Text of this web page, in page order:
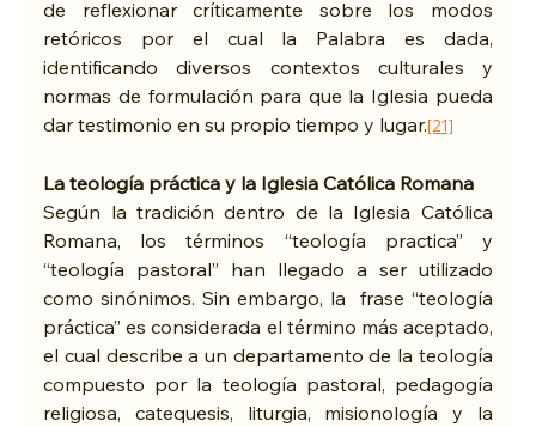
de reflexionar críticamente sobre los modos
retóricos por el cual la Palabra es dada,
identificando diversos contextos culturales y
normas de formulación para que la Iglesia pueda
dar testimonio en su propio tiempo y lugar.[21]
La teología práctica y la Iglesia Católica Romana
Según la tradición dentro de la Iglesia Católica
Romana, los términos “teología practica” y
“teología pastoral” han llegado a ser utilizado
como sinónimos. Sin embargo, la  frase “teología
práctica” es considerada el término más aceptado,
el cual describe a un departamento de la teología
compuesto por la teología pastoral, pedagogía
religiosa, catequesis, liturgia, misionología y la